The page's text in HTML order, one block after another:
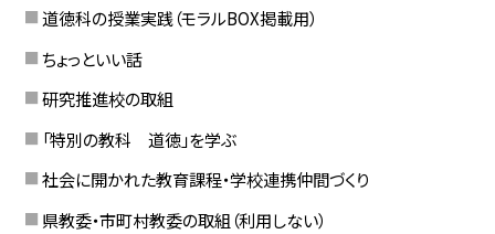
道徳科の授業実践（モラルBOX掲載用）
ちょっといい話
研究推進校の取組
「特別の教科 道徳」を学ぶ
社会に開かれた教育課程・学校連携仲間づくり
県教委・市町村教委の取組（利用しない）